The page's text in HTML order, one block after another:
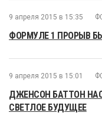
9 апреля 2015 в 15:35
ФОРМУЛЕ 1 ПРОРЫВ
9 апреля 2015 в 15:01
ДЖЕНСОН БАТТОН
СВЕТЛОЕ БУДУЩЕЕ